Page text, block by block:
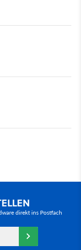
direkt ins Postfach